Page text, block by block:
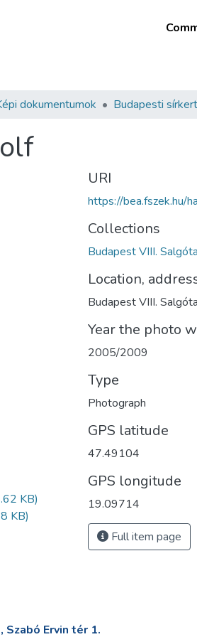
dokumentumok Budapesti
KB)
KB)
URI
https://bea.fszek.hu/
Collections
Budapest VIII.
Location,
Budapest VIII.
Year the photo
2005/2009
Type
Photograph
GPS latitude
47.49104
GPS longitude
19.09714
Full item page
Szabó Ervin tér 1.